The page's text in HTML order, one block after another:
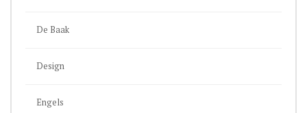
De Baak
Design
Engels